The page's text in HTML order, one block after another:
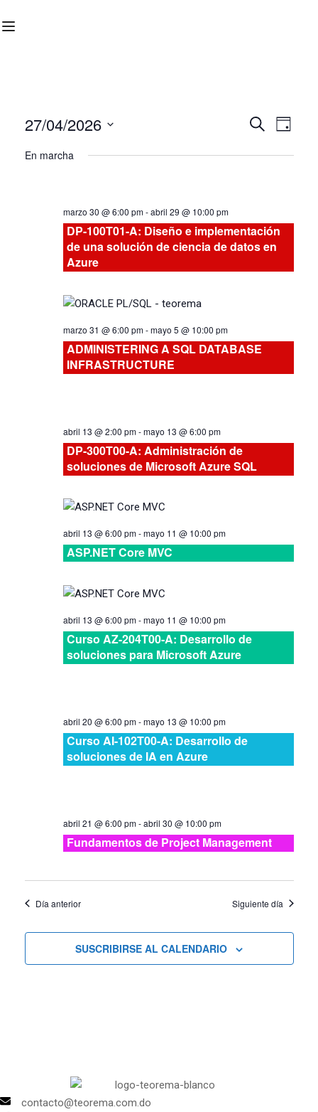
de
y
vistas
Cursos
BUSCAR
de
DÍA
27/04/2026
fecha.
En marcha
marzo 30 @ 6:00 pm-abril 29 @ 10:00 pm
DP-100T01-A: Diseño e implementación
de una solución de ciencia de datos en
Azure
marzo 31 @ 6:00 pm-mayo 5 @ 10:00 pm
ADMINISTERING A SQL DATABASE
INFRASTRUCTURE
abril 13 @ 2:00 pm-mayo 13 @ 6:00 pm
DP-300T00-A: Administración de
soluciones de Microsoft Azure SQL
abril 13 @ 6:00 pm-mayo 11 @ 10:00 pm
ASP.NET Core MVC
abril 13 @ 6:00 pm-mayo 11 @ 10:00 pm
Curso AZ-204T00-A: Desarrollo de
soluciones para Microsoft Azure
abril 20 @ 6:00 pm-mayo 13 @ 10:00 pm
Curso AI-102T00-A: Desarrollo de
soluciones de IA en Azure
abril 21 @ 6:00 pm-abril 30 @ 10:00 pm
Fundamentos de Project Management
Día anterior Siguiente día
SUSCRIBIRSE AL CALENDARIO
contacto@teorema.com.do